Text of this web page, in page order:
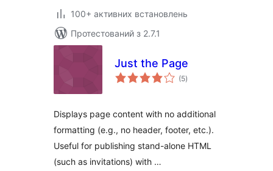
100+ активних встановлень
Протестований з 2.7.1
Just the Page
(5загальний
рейтинг
)
Displays page content with no additional
formatting (e.g., no header, footer, etc.).
Useful for publishing stand-alone HTML
(such as invitations) with …